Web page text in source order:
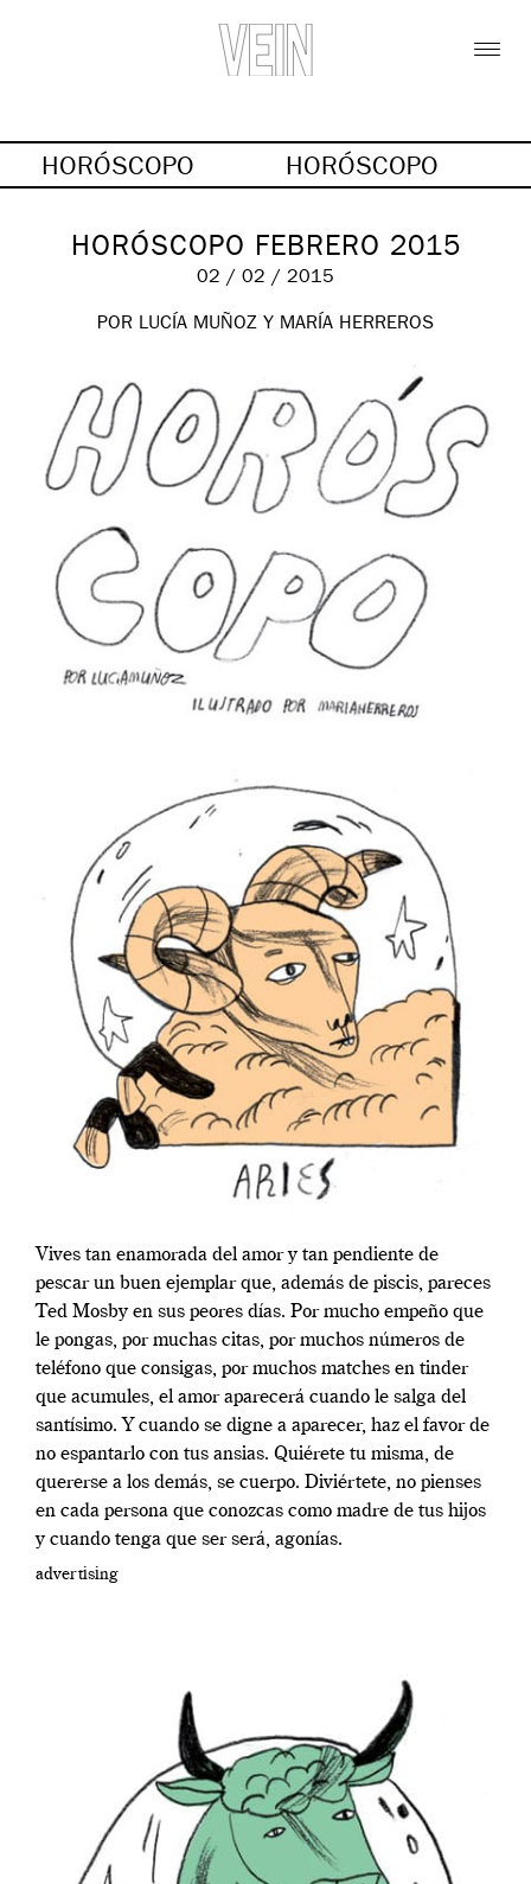
HORÓSCOPO HORÓSCOPO
HORÓSCOPO FEBRERO 2015
02 / 02 / 2015
POR LUCÍA MUÑOZ Y MARÍA HERREROS
Vives tan enamorada del amor y tan pendiente de
pescar un buen ejemplar que, además de piscis, pareces
Ted Mosby en sus peores días. Por mucho empeño que
le pongas, por muchas citas, por muchos números de
teléfono que consigas, por muchos matches en tinder
que acumules, el amor aparecerá cuando le salga del
santísimo. Y cuando se digne a aparecer, haz el favor de
no espantarlo con tus ansias. Quiérete tu misma, de
quererse a los demás, se cuerpo. Diviértete, no pienses
en cada persona que conozcas como madre de tus hijos
y cuando tenga que ser será, agonías.
advertising